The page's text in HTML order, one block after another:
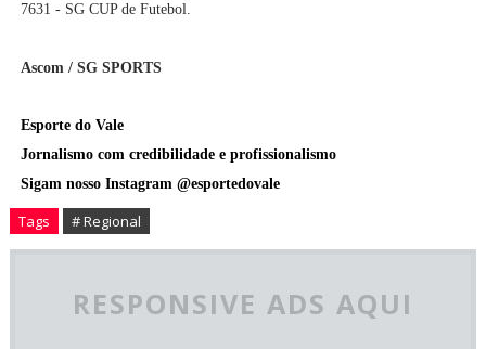
7631 - SG CUP de Futebol.
Ascom / SG SPORTS
Esporte do Vale
Jornalismo com credibilidade e profissionalismo
Sigam nosso Instagram @esportedovale
Tags # Regional
RESPONSIVE ADS AQUI